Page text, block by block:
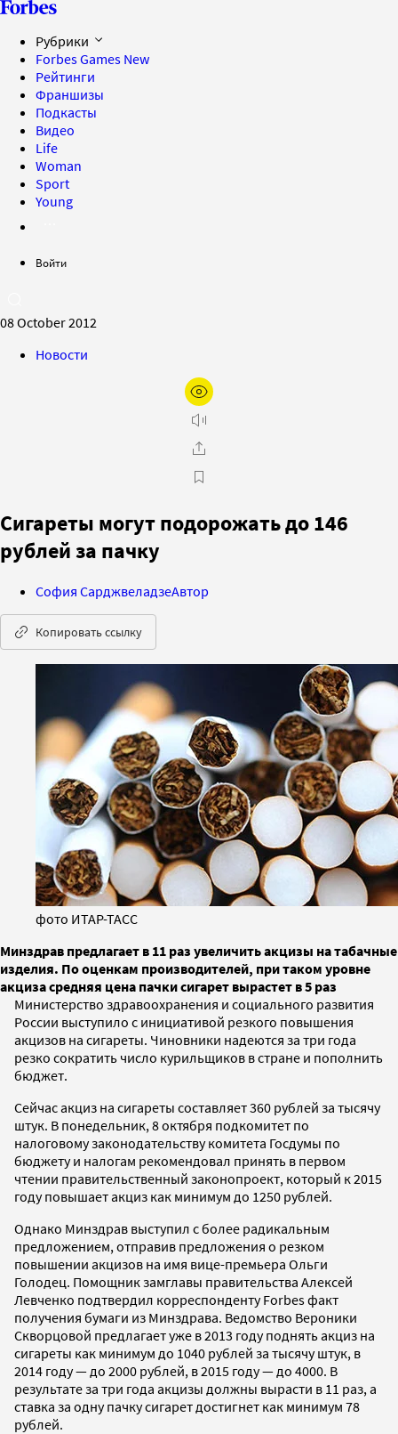
Рубрики
Forbes Games New
Рейтинги
Франшизы
Подкасты
Видео
Life
Woman
Sport
Young
Войти
08 October 2012
Новости
Сигареты могут подорожать до 146
рублей за пачку
София СарджвеладзеАвтор
Копировать ссылку
фото ИТАР-ТАСС
Минздрав предлагает в 11 раз увеличить акцизы на табачные
изделия. По оценкам производителей, при таком уровне
акциза средняя цена пачки сигарет вырастет в 5 раз
Министерство здравоохранения и социального развития
России выступило с инициативой резкого повышения
акцизов на сигареты. Чиновники надеются за три года
резко сократить число курильщиков в стране и пополнить
бюджет.
Сейчас акциз на сигареты составляет 360 рублей за тысячу
штук. В понедельник, 8 октября подкомитет по
налоговому законодательству комитета Госдумы по
бюджету и налогам рекомендовал принять в первом
чтении правительственный законопроект, который к 2015
году повышает акциз как минимум до 1250 рублей.
Однако Минздрав выступил с более радикальным
предложением, отправив предложения о резком
повышении акцизов на имя вице-премьера Ольги
Голодец. Помощник замглавы правительства Алексей
Левченко подтвердил корреспонденту Forbes факт
получения бумаги из Минздрава. Ведомство Вероники
Скворцовой предлагает уже в 2013 году поднять акциз на
сигареты как минимум до 1040 рублей за тысячу штук, в
2014 году — до 2000 рублей, в 2015 году — до 4000. В
результате за три года акцизы должны вырасти в 11 раз, а
ставка за одну пачку сигарет достигнет как минимум 78
рублей.